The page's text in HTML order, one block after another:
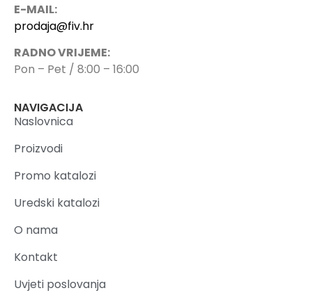
E-MAIL:
prodaja@fiv.hr
RADNO VRIJEME:
Pon – Pet / 8:00 – 16:00
NAVIGACIJA
Naslovnica
Proizvodi
Promo katalozi
Uredski katalozi
O nama
Kontakt
Uvjeti poslovanja